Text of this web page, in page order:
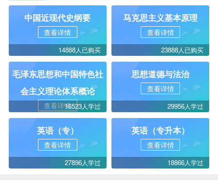
中国近现代史纲要
查看详情
14888人已购买
马克思主义基本原理
查看详情
23888人已购买
毛泽东思想和中国特色社
会主义理论体系概论
查看详情16523人学过
思想道德与法治
查看详情
29956人学过
英语（专）
查看详情
27896人学过
英语（专升本）
查看详情
18866人学过